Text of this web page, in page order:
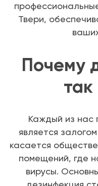
Твери,
Почему
Каждый из нас
является
касается
помещений, где
вирусы.